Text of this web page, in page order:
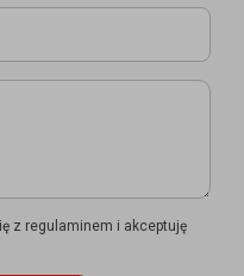
z regulaminem i akceptuję